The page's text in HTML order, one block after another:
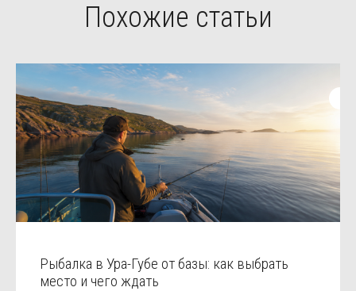
Похожие статьи
Рыбалка в Ура-Губе от базы: как выбрать
место и чего ждать